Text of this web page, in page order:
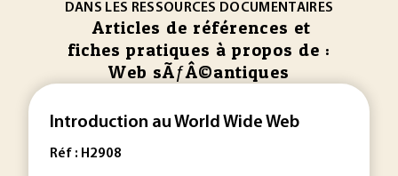
DANS LES RESSOURCES DOCUMENTAIRES
Articles de références et
fiches pratiques à propos de :
Web sÃƒÂ©antiques
Introduction au World Wide Web
Réf : H2908